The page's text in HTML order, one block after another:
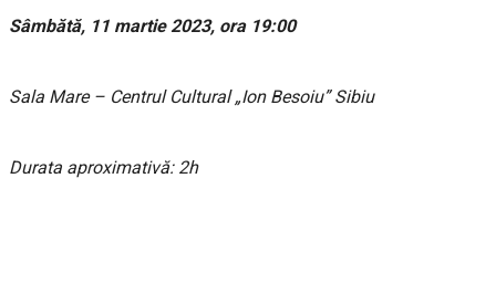
Sâmbătă, 11 martie 2023, ora 19:00
Sala Mare – Centrul Cultural „Ion Besoiu” Sibiu
Durata aproximativă: 2h